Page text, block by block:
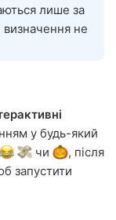
лише за
визначення не
у будь-який
чи
, після
запустити